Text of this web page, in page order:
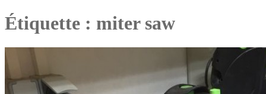
Étiquette : miter saw